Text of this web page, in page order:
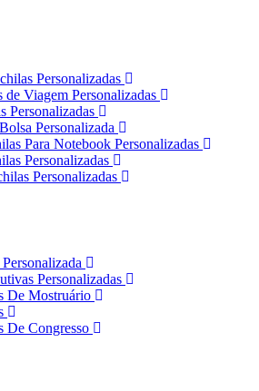
Personalizadas
de Viagem Personalizadas
Personalizadas
Personalizada
Para Notebook Personalizadas
Personalizadas
Personalizadas
Personalizadas
De Mostruário
De Congresso